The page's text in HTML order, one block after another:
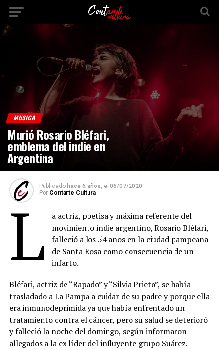
MÚSICA
Murió Rosario Bléfari,
emblema del indie en
Argentina
Publicado hace 6 años, el 06/07/2020
Por Contarte Cultura
L
a actriz, poetisa y máxima referente del
movimiento indie argentino, Rosario Bléfari,
falleció a los 54 años en la ciudad pampeana
de Santa Rosa como consecuencia de un
infarto.
Bléfari, actriz de “Rapado” y “Silvia Prieto”, se había
trasladado a La Pampa a cuidar de su padre y porque ella
era inmunodeprimida ya que había enfrentado un
tratamiento contra el cáncer, pero su salud se deterioró
y falleció la noche del domingo, según informaron
allegados a la ex líder del influyente grupo Suárez.